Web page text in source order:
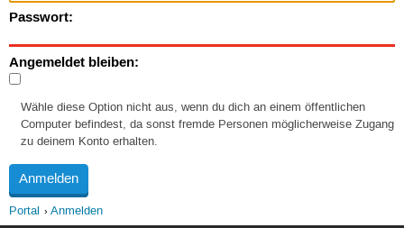
Passwort:
Angemeldet bleiben:
Wähle diese Option nicht aus, wenn du dich an einem öffentlichen
Computer befindest, da sonst fremde Personen möglicherweise Zugang
zu deinem Konto erhalten.
Portal Anmelden